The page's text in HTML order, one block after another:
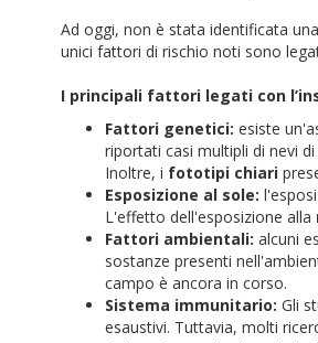
Ad oggi, non è stata identificata
unici fattori di rischio noti sono
I principali fattori legati con
Fattori genetici: esiste
riportati casi multipli di nevi
Inoltre, i fototipi chiari
Esposizione al sole:
L'effetto dell'esposizione alla
Fattori ambientali: alcuni
sostanze presenti
campo è ancora in corso.
Sistema immunitario: Gli
esaustivi. Tuttavia, molti